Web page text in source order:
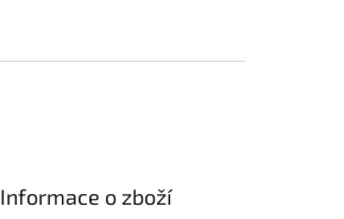
Informace o zboží